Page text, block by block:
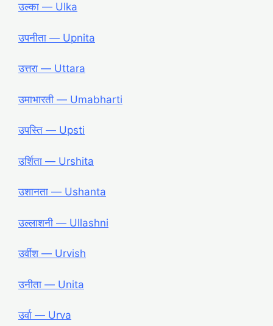
उल्का ― Ulka
उपनीता ― Upnita
उत्तरा ― Uttara
उमाभारती ― Umabharti
उपस्ति ― Upsti
उर्शिता ― Urshita
उशानता ― Ushanta
उल्लाशनी ― Ullashni
उर्वीश ― Urvish
उनीता ― Unita
उर्वा ― Urva